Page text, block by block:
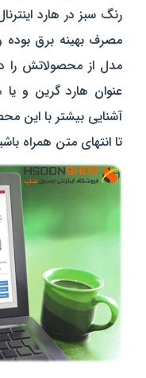
مصرف بهینه برق بوده
مدل از محصولاتش را
عنوان هارد گرین و
آشنایی بیشتر با این
تا انتهای متن همراه